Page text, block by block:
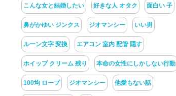
こんな女と結婚したい 好きな人 オタク 面白い 子
鼻がかゆい ジンクス ジオマンシー いい男
ルーン文字 変換 エアコン 室内 配管 隠す
ホイップ クリーム 残り 本命の女性にしかしない行動
100均 ロープ ジオマンシー 他愛もない話